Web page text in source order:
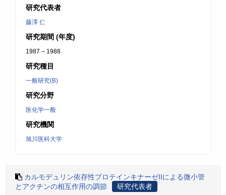
研究代表者
藤澤 仁
研究期間 (年度)
1987 – 1988
研究種目
一般研究(B)
研究分野
医化学一般
研究機関
旭川医科大学
カルモデュリン依存性プロテインキナーゼIIによる微小管
とアクチンの相互作用の調節
研究代表者